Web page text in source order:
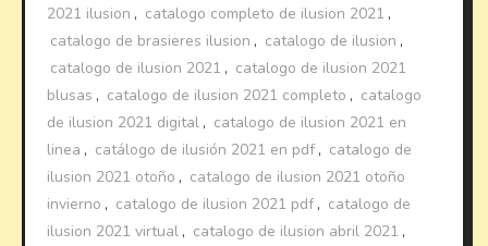
2021 ilusion , catalogo completo de ilusion 2021 ,
catalogo de brasieres ilusion , catalogo de ilusion ,
catalogo de ilusion 2021 , catalogo de ilusion 2021
blusas , catalogo de ilusion 2021 completo , catalogo
de ilusion 2021 digital , catalogo de ilusion 2021 en
linea , catálogo de ilusión 2021 en pdf , catalogo de
ilusion 2021 otoño , catalogo de ilusion 2021 otoño
invierno , catalogo de ilusion 2021 pdf , catalogo de
ilusion 2021 virtual , catalogo de ilusion abril 2021 ,